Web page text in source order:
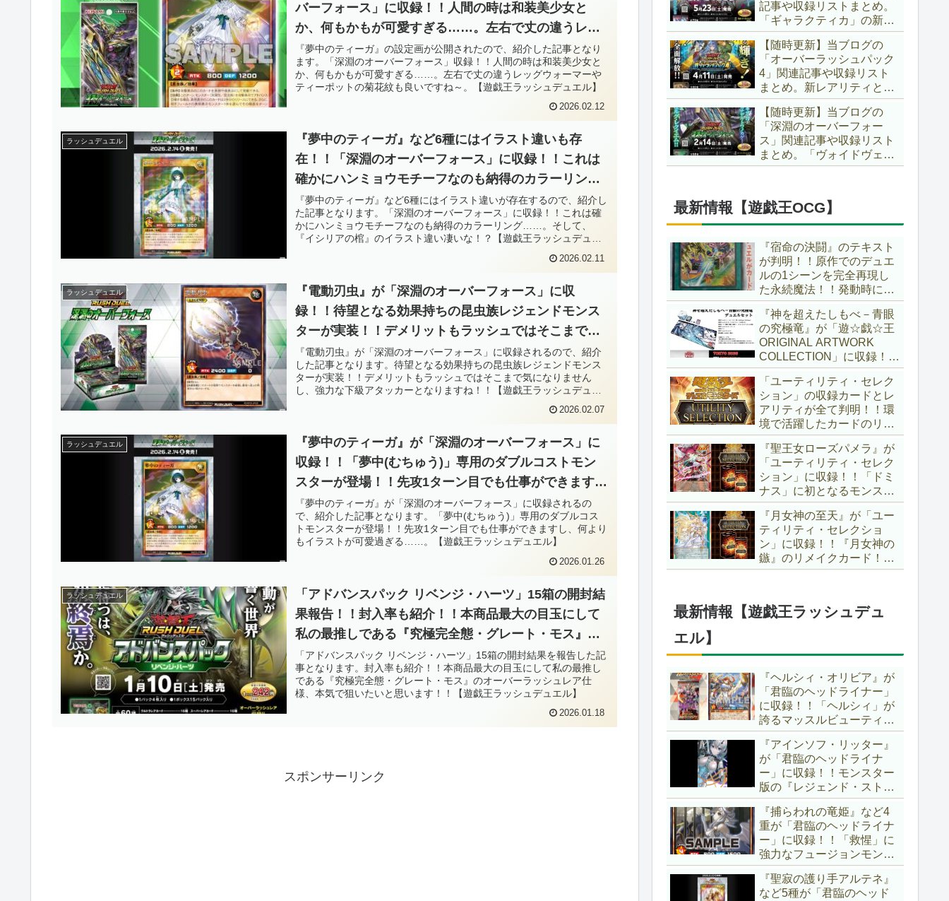
バーフォース」に収録！！人間の時は和装美少女と
か、何もかもが可愛すぎる……。左右で丈の違うレッ
グウォーマーやティーポットの菊花紋も良いですね
～。【遊戯王ラッシュデュエル】
『夢中のティーガ』の設定画が公開されたので、紹介した記事となり
ます。「深淵のオーバーフォース」収録！！人間の時は和装美少女と
か、何もかもが可愛すぎる……。左右で丈の違うレッグウォーマーや
ティーポットの菊花紋も良いですね～。【遊戯王ラッシュデュエル】
2026.02.12
ラッシュデュエル
『夢中のティーガ』など6種にはイラスト違いも存
在！！「深淵のオーバーフォース」に収録！！これは
確かにハンミョウモチーフなのも納得のカラーリン
グ……。そして、『イシリアの棺』のイラスト違い凄
いな！？【遊戯王ラッシュデュエル】
『夢中のティーガ』など6種にはイラスト違いが存在するので、紹介し
た記事となります。「深淵のオーバーフォース」に収録！！これは確
かにハンミョウモチーフなのも納得のカラーリング……。そして、
『イシリアの棺』のイラスト違い凄いな！？【遊戯王ラッシュデュエ
2026.02.11
ラッシュデュエル
『電動刃虫』が「深淵のオーバーフォース」に収
録！！待望となる効果持ちの昆虫族レジェンドモンス
ターが実装！！デメリットもラッシュではそこまで気
になりませんし、強力な下級アタッカーとなります
ね！！【遊戯王ラッシュデュエル】
『電動刃虫』が「深淵のオーバーフォース」に収録されるので、紹介
した記事となります。待望となる効果持ちの昆虫族レジェンドモンス
ターが実装！！デメリットもラッシュではそこまで気になりません
し、強力な下級アタッカーとなりますね！！【遊戯王ラッシュデュエ
2026.02.07
ラッシュデュエル
『夢中のティーガ』が「深淵のオーバーフォース」に
収録！！「夢中(むちゅう)」専用のダブルコストモン
スターが登場！！先攻1ターン目でも仕事ができます
し、何よりもイラストが可愛過ぎる……。【遊戯王ラ
ッシュデュエル】
『夢中のティーガ』が「深淵のオーバーフォース」に収録されるの
で、紹介した記事となります。「夢中(むちゅう)」専用のダブルコス
トモンスターが登場！！先攻1ターン目でも仕事ができますし、何より
もイラストが可愛過ぎる……。【遊戯王ラッシュデュエル】
2026.01.26
ラッシュデュエル
「アドバンスパック リベンジ・ハーツ」15箱の開封結
果報告！！封入率も紹介！！本商品最大の目玉にして
私の最推しである『究極完全態・グレート・モス』の
オーバーラッシュレア仕様、本気で狙いたいと思いま
す！！【遊戯王ラッシュデュエル】
「アドバンスパック リベンジ・ハーツ」15箱の開封結果を報告した記
事となります。封入率も紹介！！本商品最大の目玉にして私の最推し
である『究極完全態・グレート・モス』のオーバーラッシュレア仕
様、本気で狙いたいと思います！！【遊戯王ラッシュデュエル】
2026.01.18
スポンサーリンク
Ｚ」が使用可能となりまし
た！！【遊戯王ラッシュデ
ュエル】
記事や収録リストまとめ。
「ギャラクティカ」の新た
なフュージョンモンスター
やイラスト違い、「報道」
の強化に加え、幻竜族の新
テーマ「纏竜」も登場で
す！！【遊戯王ラッシュデ
ュエル】
【随時更新】当ブログの
「オーバーラッシュパック
4」関連記事や収録リスト
まとめ。新レアリティとし
てフルオーバーラッシュレ
ア仕様が初登場！！そし
て、OCGの大人気テーマ
「霊使い」も同時に実装さ
れています！！【遊戯王ラ
【随時更新】当ブログの
「深淵のオーバーフォー
ス」関連記事や収録リスト
まとめ。「ヴォイドヴェル
グ」や「夢中」、「ラ
「コスモス姫」などの人気
テーマ強化に加え、「冥
跡」もテーマ化です！！
【遊戯王ラッシュデュエ
ル】
最新情報【遊戯王OCG】
『宿命の決闘』のテキスト
が判明！！原作でのデュエ
ルの1シーンを完全再現し
た永続魔法！！発動時に無
差別にモンスターを裏返す
効果も、なかなかの影響力
ですね～。「Ｖジャンプ
(2026年10月号)」付属カー
ド。【遊戯王OCG】
『神を超えたしもべ－青眼
の究極竜』が「遊☆戯☆王
ORIGINAL ARTWORK
COLLECTION」に収録！！
3回の攻撃と除去、強固な
耐性と、正しく『強靭！無
敵！最強！』な「ブルーア
イズ」が登場です！！【遊
戯王OCG】
「ユーティリティ・セレク
ション」の収録カードとレ
アリティが全て判明！！環
境で活躍したカードのリメ
イクが多数収録！！調整版
『墓穴の指名者』や「ドミ
ナス」の少女のカード化な
ど、注目要素が満載ですね
～。【遊戯王OCG】
『聖王女ローズパメラ』が
「ユーティリティ・セレク
ション」に収録！！「ドミ
ナス」に初となるモンスタ
ーが登場！！『聖王の粉
砕』や『列王詩篇』に描か
れていた少女で、実際にこ
の2種を強力にサポートし
ていますね！！【遊戯王
『月女神の至天』が「ユー
ティリティ・セレクショ
ン」に収録！！『月女神の
鏃』のリメイクカード！！
選出傾向が読めなくなりま
無効化範囲の広がった『墓
穴の指名者』はめちゃくち
最新情報【遊戯王ラッシュデュ
エル】
『ヘルシィ・オリビア』が
「君臨のヘッドライナー」
に収録！！「ヘルシィ」が
誇るマッスルビューティー
の詳細が判明！！優秀なリ
チュアル魔法『健康ズハ
イ！』をサルベージできる
サポーターでしたか～。
【遊戯王ラッシュデュエ
ル】
『アインソフ・リッター』
が「君臨のヘッドライナ
ー」に収録！！モンスター
版の『レジェンド・ストラ
イク』とも言える強力な蘇
生効果持ち！！そのステー
タスから、「救惺」との相
性も抜群に良いですね～。
【遊戯王ラッシュデュエ
ル】
『捕らわれの竜姫』など4
重が「君臨のヘッドライナ
ー」に収録！！「救惺」に
強力なフュージョンモンス
ターとサポーターが登
場！！性能の高さはもちろ
ん、イラストから推察され
『聖寂の護り手アルテネ』
など5種が「君臨のヘッド